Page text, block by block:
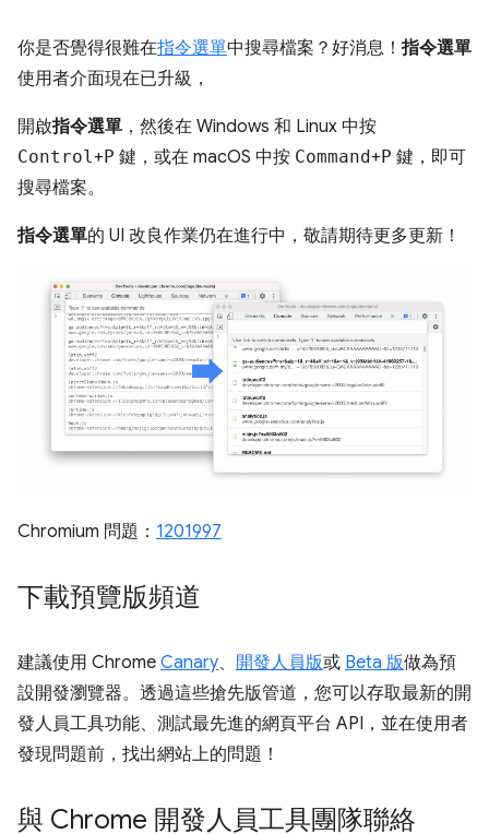
你是否覺得很難在指令選單中搜尋檔案？好消息！ 指令選單
使用者介面現在已升級，
開啟指令選單 ，然後在 Windows 和 Linux 中按
Control +P 鍵，或在 macOS 中按 Command+P 鍵，即可
搜尋檔案。
指令選單的 UI 改良作業仍在進行中，敬請期待更多更新！
Chromium 問題： 1201997
下載預覽版頻道
建議使用 Chrome Canary、 開發人員版或 Beta 版做為預
設開發瀏覽器。透過這些搶先版管道，您可以存取最新的開
發人員工具功能、測試最先進的網頁平台 API，並在使用者
發現問題前，找出網站上的問題！
與 Chrome 開發人員工具團隊聯絡